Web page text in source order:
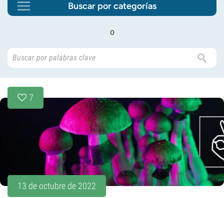
Buscar por categorías
o
7
13 de octubre de 2022